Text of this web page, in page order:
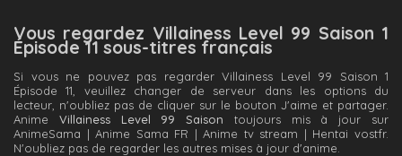
Vous regardez Villainess Level 99 Saison 1
Épisode 11 sous-titres français
Si vous ne pouvez pas regarder Villainess Level 99 Saison 1
Épisode 11, veuillez changer de serveur dans les options du
lecteur, n'oubliez pas de cliquer sur le bouton J'aime et partager.
Anime Villainess Level 99 Saison toujours mis à jour sur
AnimeSama | Anime Sama FR | Anime tv stream | Hentai vostfr.
N'oubliez pas de regarder les autres mises à jour d'anime.